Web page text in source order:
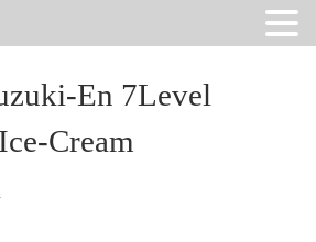
En 7Level
Cream